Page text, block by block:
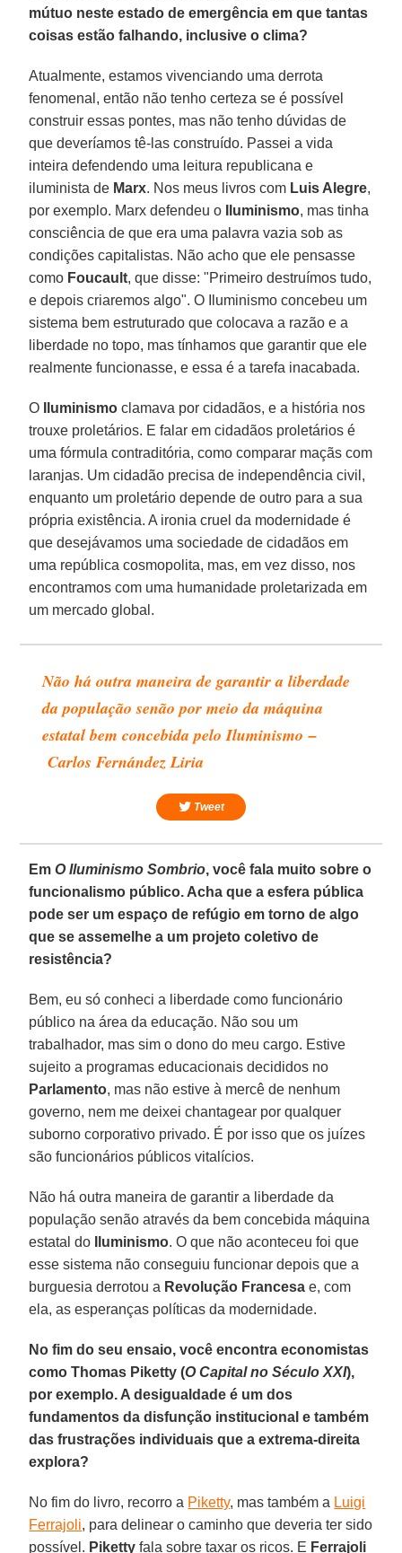
mútuo neste estado de emergência em que tantas
coisas estão falhando, inclusive o clima?
Atualmente, estamos vivenciando uma derrota
fenomenal, então não tenho certeza se é possível
construir essas pontes, mas não tenho dúvidas de
que deveríamos tê-las construído. Passei a vida
inteira defendendo uma leitura republicana e
iluminista de Marx. Nos meus livros com Luis Alegre,
por exemplo. Marx defendeu o
Iluminismo, mas tinha
consciência de que era uma palavra vazia sob as
condições capitalistas. Não acho que ele pensasse
como Foucault, que disse: "Primeiro destruímos tudo,
e depois criaremos algo". O Iluminismo concebeu um
sistema bem estruturado que colocava a razão e a
liberdade no topo, mas tínhamos que garantir que ele
realmente funcionasse, e essa é a tarefa inacabada.
O Iluminismo clamava por cidadãos, e a história nos
trouxe proletários. E falar em cidadãos proletários é
uma fórmula contraditória, como comparar maçãs com
laranjas. Um cidadão precisa de independência civil,
enquanto um proletário depende de outro para a sua
própria existência. A ironia cruel da modernidade é
que desejávamos uma sociedade de cidadãos em
uma república cosmopolita, mas, em vez disso, nos
encontramos com uma humanidade proletarizada em
um mercado global.
Não há outra maneira de garantir a liberdade
da população senão por meio da máquina
estatal bem concebida pelo Iluminismo –
Carlos Fernández Liria
Tweet
EmO Iluminismo Sombrio, você fala muito sobre o
funcionalismo público. Acha que a esfera pública
pode ser um espaço de refúgio em torno de algo
que se assemelhe a um projeto coletivo de
resistência?
Bem, eu só conheci a liberdade como funcionário
público na área da educação. Não sou um
trabalhador, mas sim o dono do meu cargo. Estive
sujeito a programas educacionais decididos no
Parlamento, mas não estive à mercê de nenhum
governo, nem me deixei chantagear por qualquer
suborno corporativo privado. É por isso que os juízes
são funcionários públicos vitalícios.
Não há outra maneira de garantir a liberdade da
população senão através da bem concebida máquina
estatal do
Iluminismo. O que não aconteceu foi que
esse sistema não conseguiu funcionar depois que a
burguesia derrotou a Revolução Francesa e, com
ela, as esperanças políticas da modernidade.
No fim do seu ensaio, você encontra economistas
como Thomas Piketty (O Capital no Século XXI),
por exemplo. A desigualdade é um dos
fundamentos da disfunção institucional e também
das frustrações individuais que a extrema-direita
explora?
No fim do livro, recorro a Piketty, mas também a Luigi
Ferrajoli, para delinear o caminho que deveria ter sido
possível. Piketty fala sobre taxar os ricos. E Ferrajoli